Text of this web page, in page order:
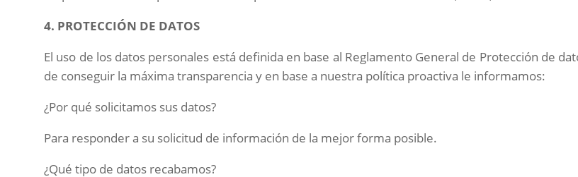
4. PROTECCIÓN DE DATOS
El uso de los datos personales está definida en base al Reglamento General de Protección de
de conseguir la máxima transparencia y en base a nuestra política proactiva le informamos:
¿Por qué solicitamos sus datos?
Para responder a su solicitud de información de la mejor forma posible.
¿Qué tipo de datos recabamos?